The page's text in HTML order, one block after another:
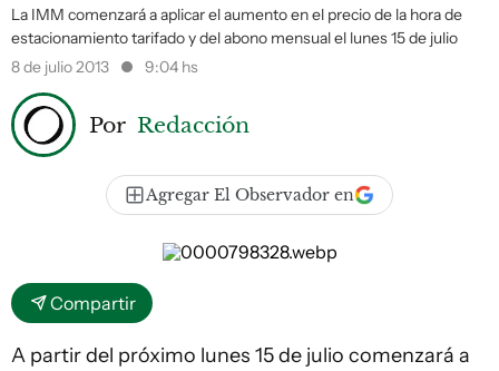
La IMM comenzará a aplicar el aumento en el precio de la hora de
estacionamiento tarifado y del abono mensual el lunes 15 de julio
8 de julio 2013
9:04 hs
Por Redacción
Agregar El Observador en
Compartir
A partir del próximo lunes 15 de julio comenzará a